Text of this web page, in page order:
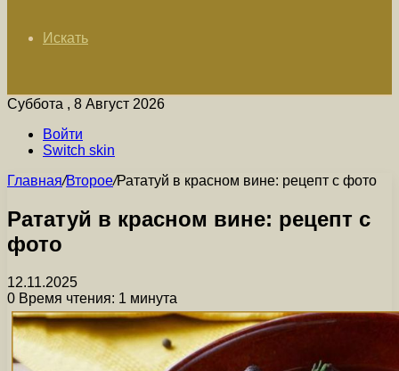
Искать
Суббота , 8 Август 2026
Войти
Switch skin
Главная/Второе/Рататуй в красном вине: рецепт с фото
Рататуй в красном вине: рецепт с
фото
12.11.2025
0 Время чтения: 1 минута